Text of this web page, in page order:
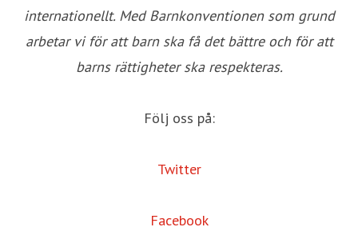
internationellt. Med Barnkonventionen som grund
arbetar vi för att barn ska få det bättre och för att
barns rättigheter ska respekteras.
Följ oss på:
Twitter
Facebook